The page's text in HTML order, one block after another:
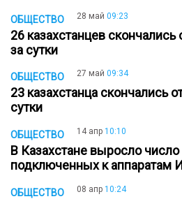
ОБЩЕСТВО 28 май 09:23
26 казахстанцев
за сутки
ОБЩЕСТВО 27 май 09:34
23 казахстанца скончались
сутки
ОБЩЕСТВО 14 апр 10:10
В Казахстане выросло
подключенных к аппаратам
ОБЩЕСТВО 08 апр 10:24